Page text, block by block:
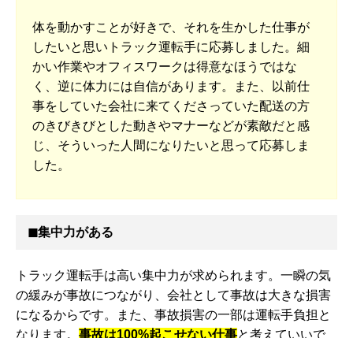
体を動かすことが好きで、それを生かした仕事が
したいと思いトラック運転手に応募しました。細
かい作業やオフィスワークは得意なほうではな
く、逆に体力には自信があります。また、以前仕
事をしていた会社に来てくださっていた配送の方
のきびきびとした動きやマナーなどが素敵だと感
じ、そういった人間になりたいと思って応募しま
した。
◼︎集中力がある
トラック運転手は高い集中力が求められます。一瞬の気
の緩みが事故につながり、会社として事故は大きな損害
になるからです。また、事故損害の一部は運転手負担と
なります。 事故は100%起こせない仕事と考えていいで